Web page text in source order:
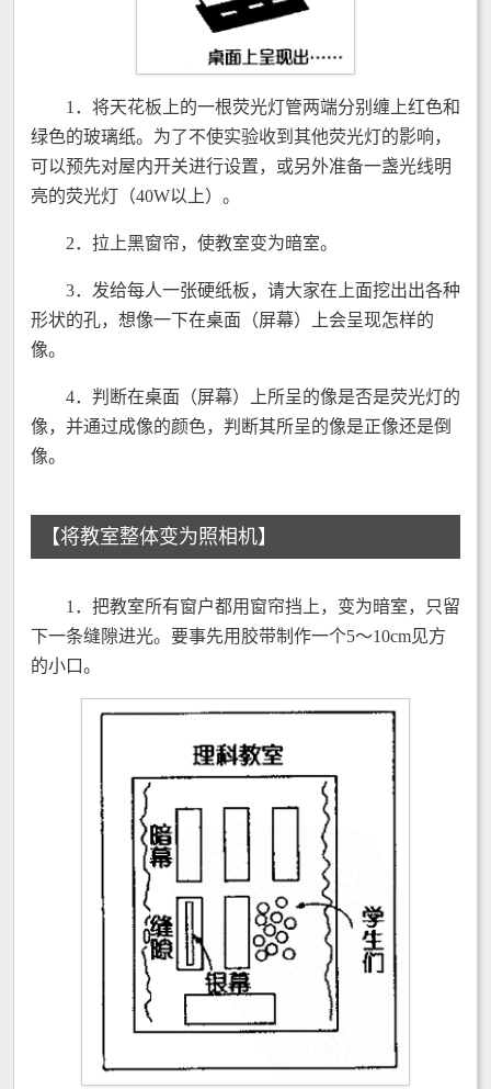
1．将天花板上的一根荧光灯管两端分别缠上红色和
绿色的玻璃纸。为了不使实验收到其他荧光灯的影响，
可以预先对屋内开关进行设置，或另外准备一盏光线明
亮的荧光灯（40W以上）。
2．拉上黑窗帘，使教室变为暗室。
3．发给每人一张硬纸板，请大家在上面挖出出各种
形状的孔，想像一下在桌面（屏幕）上会呈现怎样的
像。
4．判断在桌面（屏幕）上所呈的像是否是荧光灯的
像，并通过成像的颜色，判断其所呈的像是正像还是倒
像。
【将教室整体变为照相机】
1．把教室所有窗户都用窗帘挡上，变为暗室，只留
下一条缝隙进光。要事先用胶带制作一个5～10cm见方
的小口。